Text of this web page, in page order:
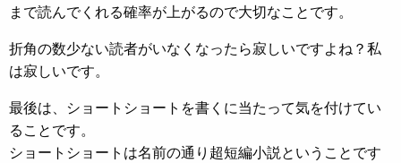
まで読んでくれる確率が上がるので大切なことです。
折角の数少ない読者がいなくなったら寂しいですよね？私
は寂しいです。
最後は、ショートショートを書くに当たって気を付けてい
ることです。
ショートショートは名前の通り超短編小説ということです